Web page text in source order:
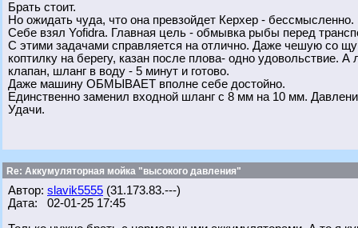
Брать стоит.
Но ожидать чуда, что она превзойдет Керхер - бессмысленно.
Себе взял Yofidra. Главная цель - обмывка рыбы перед
С этими задачами справляется на отлично. Даже чешую со
коптилку на берегу, казан после плова- одно удовольствие.
клапан, шланг в воду - 5 минут и готово.
Даже машину ОБМЫВАЕТ вполне себе достойно.
Единственно заменил входной шланг с 8 мм на 10 мм.
Удачи.
Re: Аккумуляторная мойка "высокого давления"
Автор: slavik5555 (31.173.83.---)
Дата: 02-01-25 17:45